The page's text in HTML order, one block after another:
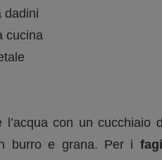
dadini
cucina
l’acqua con un cucchiaio
burro e grana. Per i